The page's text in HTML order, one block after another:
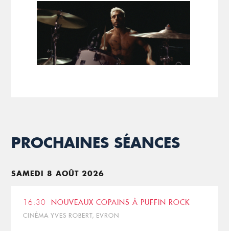
PROCHAINES SÉANCES
SAMEDI 8 AOÛT 2026
16:30 NOUVEAUX COPAINS À PUFFIN ROCK
CINÉMA YVES ROBERT, EVRON